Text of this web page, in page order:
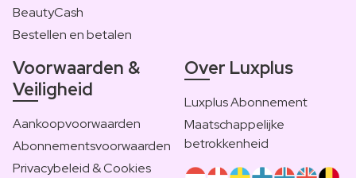
BeautyCash
Bestellen en betalen
Voorwaarden &
Veiligheid
Aankoopvoorwaarden
Abonnementsvoorwaarden
Privacybeleid & Cookies
Over Luxplus
Luxplus Abonnement
Maatschappelijke
betrokkenheid